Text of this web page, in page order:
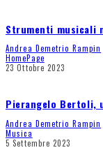
Strumenti musicali
Andrea Demetrio Rampin
HomePage
23 Ottobre 2023
Pierangelo Bertoli,
Andrea Demetrio Rampin
Musica
5 Settembre 2023